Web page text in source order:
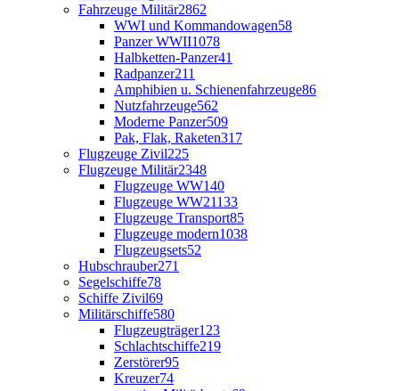
Fahrzeuge Militär2862
WWI und Kommandowagen58
Panzer WWII1078
Halbketten-Panzer41
Radpanzer211
Amphibien u. Schienenfahrzeuge86
Nutzfahrzeuge562
Moderne Panzer509
Pak, Flak, Raketen317
Flugzeuge Zivil225
Flugzeuge Militär2348
Flugzeuge WW140
Flugzeuge WW21133
Flugzeuge Transport85
Flugzeuge modern1038
Flugzeugsets52
Hubschrauber271
Segelschiffe78
Schiffe Zivil69
Militärschiffe580
Flugzeugträger123
Schlachtschiffe219
Zerstörer95
Kreuzer74